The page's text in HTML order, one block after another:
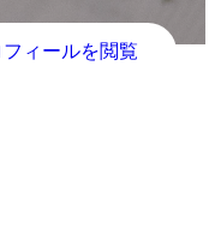
ィールを閲覧